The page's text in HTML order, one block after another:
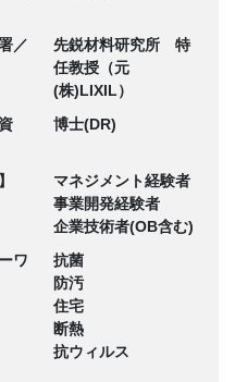
／
先鋭材料研究所 特
任教授（元
(株)LIXIL）
博士(DR)
マネジメント経験者
事業開発経験者
企業技術者(OB含む)
ワ
抗菌
防汚
住宅
断熱
抗ウィルス